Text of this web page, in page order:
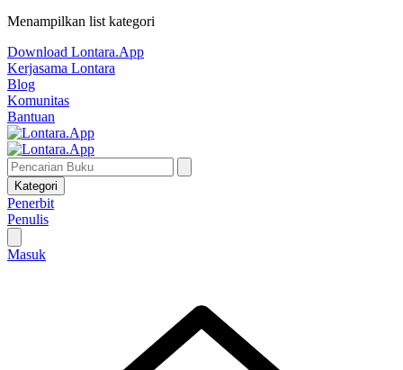
Menampilkan list kategori
Download Lontara.App
Kerjasama Lontara
Blog
Komunitas
Bantuan
Kategori
Penerbit
Penulis
Masuk